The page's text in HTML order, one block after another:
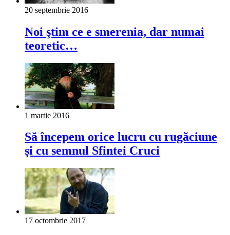
20 septembrie 2016
Noi ştim ce e smerenia, dar numai
teoretic…
1 martie 2016
Să începem orice lucru cu rugăciune
şi cu semnul Sfintei Cruci
17 octombrie 2017